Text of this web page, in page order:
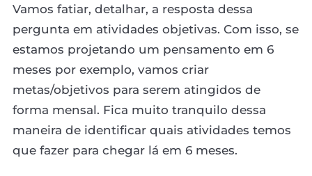
Vamos fatiar, detalhar, a resposta dessa
pergunta em atividades objetivas. Com isso, se
estamos projetando um pensamento em 6
meses por exemplo, vamos criar
metas/objetivos para serem atingidos de
forma mensal. Fica muito tranquilo dessa
maneira de identificar quais atividades temos
que fazer para chegar lá em 6 meses.